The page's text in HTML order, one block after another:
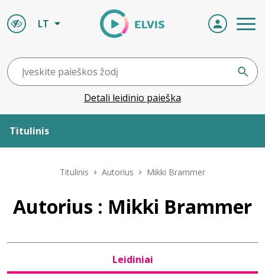
LT
Detali leidinio paieška
Titulinis
Leidiniai
Titulinis Autorius Mikki Brammer
Autorius : Mikki Brammer
Leidiniai